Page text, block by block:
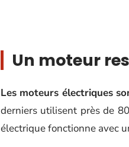
Un moteur
Les moteurs électriques
derniers utilisent près de
électrique fonctionne avec